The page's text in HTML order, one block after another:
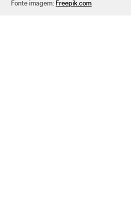
Fonte imagem: Freepik.com